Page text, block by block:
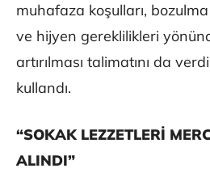
muhafaza koşulları,
ve hijyen gereklilikleri
artırılması talimatını da
kullandı.
“SOKAK LEZZETLERİ
ALINDI”